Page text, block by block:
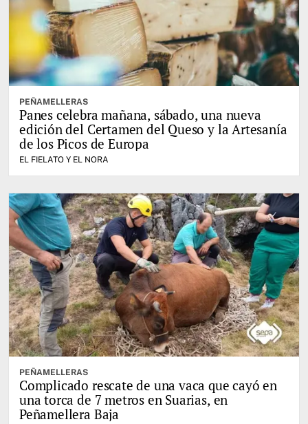
PEÑAMELLERAS
Panes celebra mañana, sábado, una nueva
edición del Certamen del Queso y la Artesanía
de los Picos de Europa
EL FIELATO Y EL NORA
PEÑAMELLERAS
Complicado rescate de una vaca que cayó en
una torca de 7 metros en Suarias, en
Peñamellera Baja